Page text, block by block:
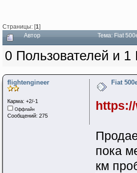
Страницы: [1]
Автор Тема: Fiat
0 Пользователей и 1
flightengineer
Карма: +2/-1
Оффлайн
Сообщений: 275
Fiat
пока
км